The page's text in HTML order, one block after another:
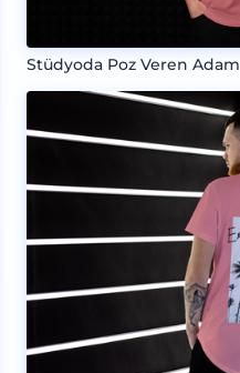
Stüdyoda Poz Veren Adam